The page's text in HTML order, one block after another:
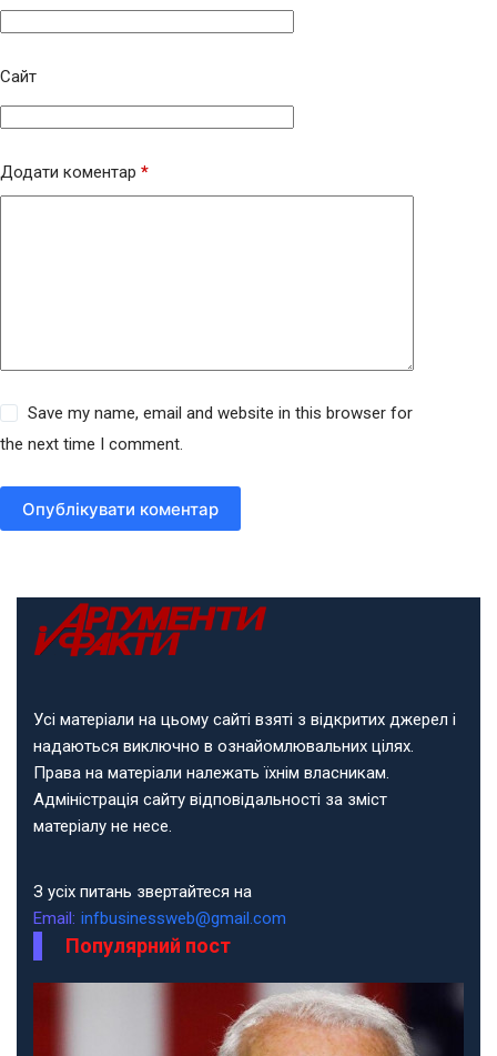
Сайт
Додати коментар *
Save my name, email and website in this browser for
the next time I comment.
Опублікувати коментар
Усі матеріали на цьому сайті взяті з відкритих джерел і
надаються виключно в ознайомлювальних цілях.
Права на матеріали належать їхнім власникам.
Адміністрація сайту відповідальності за зміст
матеріалу не несе.
З усіх питань звертайтеся на
Email: infbusinessweb@gmail.com
Популярний пост